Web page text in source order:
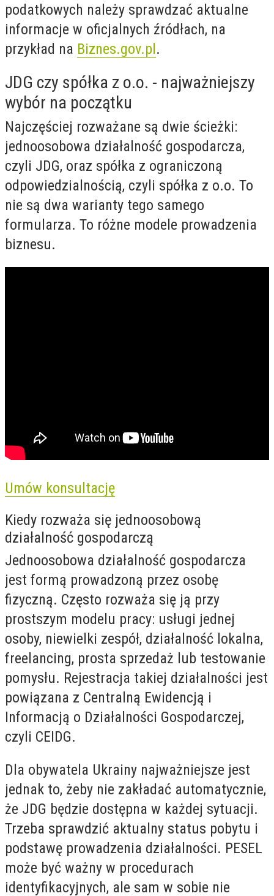
podatkowych należy sprawdzać aktualne
informacje w oficjalnych źródłach, na
przykład na Biznes.gov.pl .
JDG czy spółka z o.o. - najważniejszy
wybór na początku
Najczęściej rozważane są dwie ścieżki:
jednoosobowa działalność gospodarcza,
czyli JDG, oraz spółka z ograniczoną
odpowiedzialnością, czyli spółka z o.o. To
nie są dwa warianty tego samego
formularza. To różne modele prowadzenia
biznesu.
Umów konsultację
Kiedy rozważa się jednoosobową
działalność gospodarczą
Jednoosobowa działalność gospodarcza
jest formą prowadzoną przez osobę
fizyczną. Często rozważa się ją przy
prostszym modelu pracy: usługi jednej
osoby, niewielki zespół, działalność lokalna,
freelancing, prosta sprzedaż lub testowanie
pomysłu. Rejestracja takiej działalności jest
powiązana z Centralną Ewidencją i
Informacją o Działalności Gospodarczej,
czyli CEIDG.
Dla obywatela Ukrainy najważniejsze jest
jednak to, żeby nie zakładać automatycznie,
że JDG będzie dostępna w każdej sytuacji.
Trzeba sprawdzić aktualny status pobytu i
podstawę prowadzenia działalności. PESEL
może być ważny w procedurach
identyfikacyjnych, ale sam w sobie nie